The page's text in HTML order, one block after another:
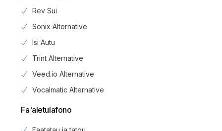
Rev Sui
Sonix Alternative
Isi Autu
Trint Alternative
Veed.io Alternative
Vocalmatic Alternative
Fa'aletulafono